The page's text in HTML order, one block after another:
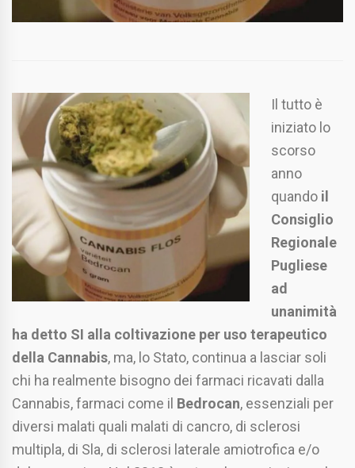
Il tutto è
iniziato lo
scorso
anno
quando il
Consiglio
Regionale
Pugliese
ad
unanimità
ha detto SI alla coltivazione per uso terapeutico
della Cannabis, ma, lo Stato, continua a lasciar soli
chi ha realmente bisogno dei farmaci ricavati dalla
Cannabis, farmaci come il Bedrocan, essenziali per
diversi malati quali malati di cancro, di sclerosi
multipla, di Sla, di sclerosi laterale amiotrofica e/o